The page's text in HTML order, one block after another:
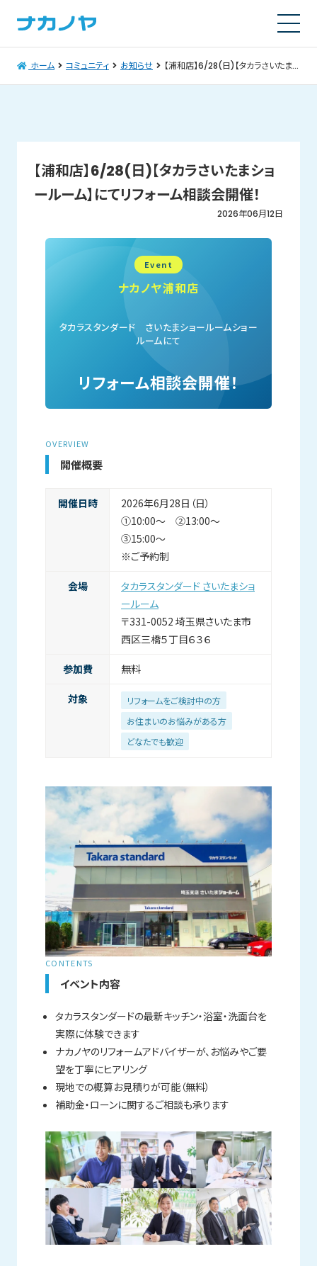
ホーム コミュニティ お知らせ 【浦和店】6/28(日)【タカラさいたまショールーム】にてリフォーム相談会開催！
【浦和店】6/28(日)【タカラさいたまショ
ールーム】にてリフォーム相談会開催！
2026年06月12日
Event
ナカノヤ浦和店
タカラスタンダード さいたまショールームショー
ルームにて
リフォーム相談会開催！
OVERVIEW
開催概要
開催日時
2026年6月28日（日）
①10:00～ ②13:00～
③15:00～
※ご予約制
会場
タカラスタンダード さいたまショ
ールーム
〒331-0052 埼玉県さいたま市
西区三橋５丁目６３６
参加費 無料
対象
リフォームをご検討中の方
お住まいのお悩みがある方
どなたでも歓迎
CONTENTS
イベント内容
タカラスタンダードの最新キッチン・浴室・洗面台を
実際に体験できます
ナカノヤのリフォームアドバイザーが、お悩みやご要
望を丁寧にヒアリング
現地での概算お見積りが可能（無料）
補助金・ローンに関するご相談も承ります